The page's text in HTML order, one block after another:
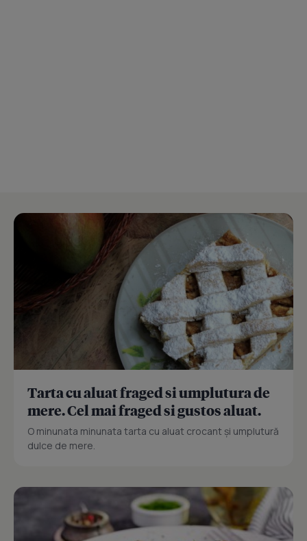
Tarta cu aluat fraged si umplutura de
mere. Cel mai fraged si gustos aluat.
O minunata minunata tarta cu aluat crocant și umplutură
dulce de mere.